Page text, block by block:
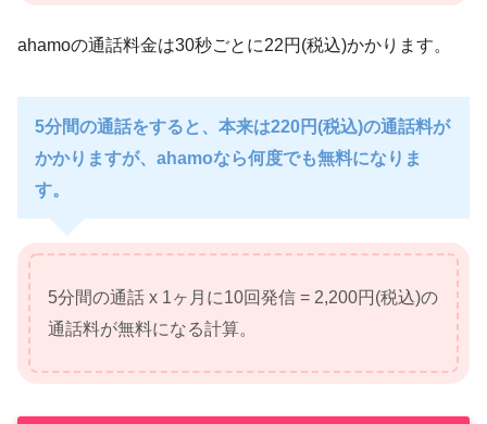
ahamoの通話料金は30秒ごとに22円(税込)かかります。
5分間の通話をすると、本来は220円(税込)の通話料が
かかりますが、ahamoなら何度でも無料になりま
す。
5分間の通話 x 1ヶ月に10回発信 = 2,200円(税込)の
通話料が無料になる計算。